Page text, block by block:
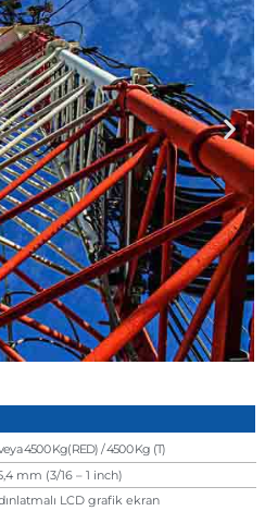
4500 Kg(RED) / 4500 Kg (T)
mm (3/16 – 1 inch)
LCD grafik ekran